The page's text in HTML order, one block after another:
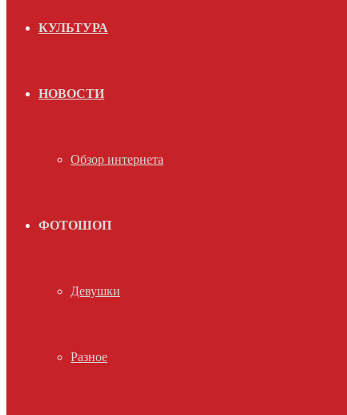
КУЛЬТУРА
НОВОСТИ
Обзор интернета
ФОТОШОП
Девушки
Разное